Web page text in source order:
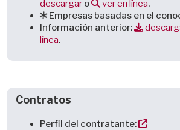
descargar o ver en línea.
Empresas basadas en el
Información anterior:
línea.
Contratos
Perfil del contratante: